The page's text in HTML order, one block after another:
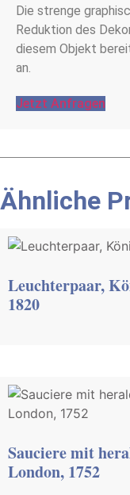
Die strenge
Reduktion des
diesem Objekt
an.
Jetzt Anfragen
Ähnliche
Leuchterpaar,
1820
Sauciere mit
London, 1752